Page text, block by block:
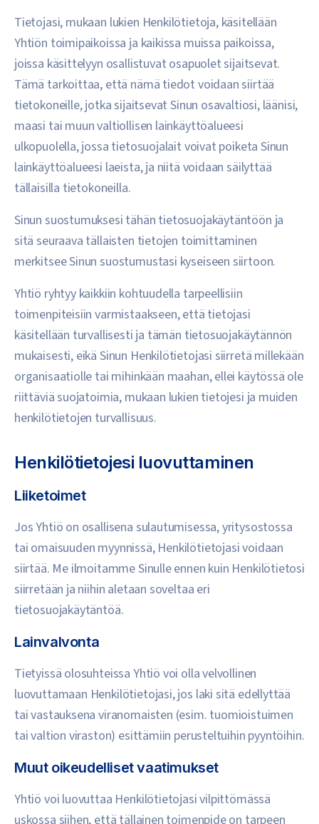
Tietojasi, mukaan lukien Henkilötietoja, käsitellään
Yhtiön toimipaikoissa ja kaikissa muissa paikoissa,
joissa käsittelyyn osallistuvat osapuolet sijaitsevat.
Tämä tarkoittaa, että nämä tiedot voidaan siirtää
tietokoneille, jotka sijaitsevat Sinun osavaltiosi, läänisi,
maasi tai muun valtiollisen lainkäyttöalueesi
ulkopuolella, jossa tietosuojalait voivat poiketa Sinun
lainkäyttöalueesi laeista, ja niitä voidaan säilyttää
tällaisilla tietokoneilla.
Sinun suostumuksesi tähän tietosuojakäytäntöön ja
sitä seuraava tällaisten tietojen toimittaminen
merkitsee Sinun suostumustasi kyseiseen siirtoon.
Yhtiö ryhtyy kaikkiin kohtuudella tarpeellisiin
toimenpiteisiin varmistaakseen, että tietojasi
käsitellään turvallisesti ja tämän tietosuojakäytännön
mukaisesti, eikä Sinun Henkilötietojasi siirretä millekään
organisaatiolle tai mihinkään maahan, ellei käytössä ole
riittäviä suojatoimia, mukaan lukien tietojesi ja muiden
henkilötietojen turvallisuus.
Henkilötietojesi luovuttaminen
Liiketoimet
Jos Yhtiö on osallisena sulautumisessa, yritysostossa
tai omaisuuden myynnissä, Henkilötietojasi voidaan
siirtää. Me ilmoitamme Sinulle ennen kuin Henkilötietosi
siirretään ja niihin aletaan soveltaa eri
tietosuojakäytäntöä.
Lainvalvonta
Tietyissä olosuhteissa Yhtiö voi olla velvollinen
luovuttamaan Henkilötietojasi, jos laki sitä edellyttää
tai vastauksena viranomaisten (esim. tuomioistuimen
tai valtion viraston) esittämiin perusteltuihin pyyntöihin.
Muut oikeudelliset vaatimukset
Yhtiö voi luovuttaa Henkilötietojasi vilpittömässä
uskossa siihen, että tällainen toimenpide on tarpeen